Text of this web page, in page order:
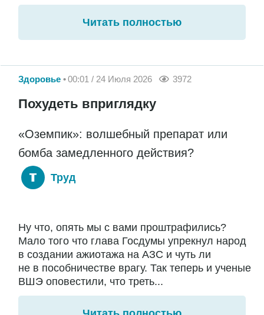
Читать полностью
Здоровье 00:01 / 24 Июля 2026 3972
Похудеть вприглядку
«Оземпик»: волшебный препарат или
бомба замедленного действия?
Труд
Ну что, опять мы с вами проштрафились?
Мало того что глава Госдумы упрекнул народ
в создании ажиотажа на АЗС и чуть ли
не в пособничестве врагу. Так теперь и ученые
ВШЭ оповестили, что треть...